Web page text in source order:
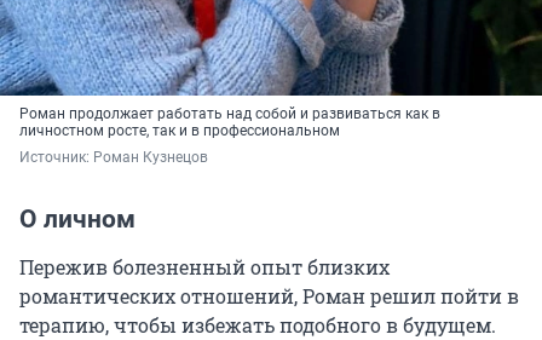
Роман продолжает работать над собой и развиваться как в
личностном росте, так и в профессиональном
Источник: Роман Кузнецов
О личном
Пережив болезненный опыт близких
романтических отношений, Роман решил пойти в
терапию, чтобы избежать подобного в будущем.